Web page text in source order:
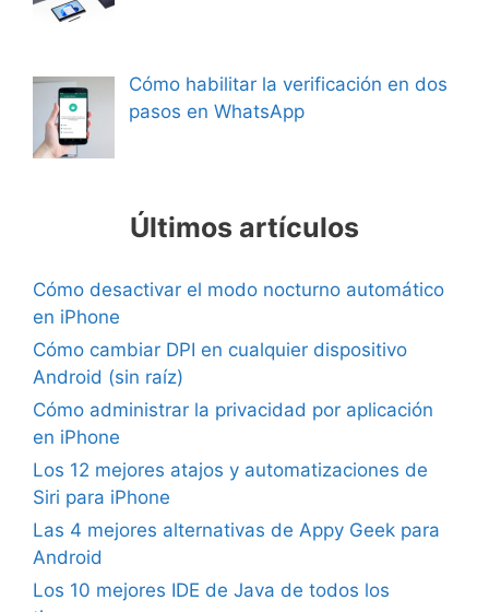
Cómo habilitar la verificación en dos
pasos en WhatsApp
Últimos artículos
Cómo desactivar el modo nocturno automático
en iPhone
Cómo cambiar DPI en cualquier dispositivo
Android (sin raíz)
Cómo administrar la privacidad por aplicación
en iPhone
Los 12 mejores atajos y automatizaciones de
Siri para iPhone
Las 4 mejores alternativas de Appy Geek para
Android
Los 10 mejores IDE de Java de todos los